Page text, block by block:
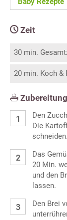
Zeit
30 min.
20 min. Koch &
Zubereitung
Den
Die
schneiden.
Das
20 Min.
und den
lassen.
Den Brei